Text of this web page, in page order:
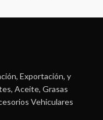
Exportación, y
Aceite, Grasas
Vehiculares